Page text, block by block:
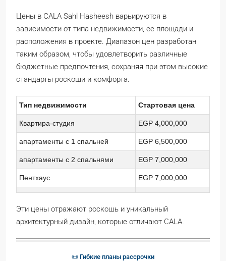
Цены в CALA Sahl Hasheesh варьируются в
зависимости от типа недвижимости, ее площади и
расположения в проекте. Диапазон цен разработан
таким образом, чтобы удовлетворить различные
бюджетные предпочтения, сохраняя при этом высокие
стандарты роскоши и комфорта.
Тип недвижимости Стартовая цена
Квартира-студия EGP 4,000,000
апартаменты с 1 спальней EGP 6,500,000
апартаменты с 2 спальнями EGP 7,000,000
Пентхаус EGP 7,000,000
Эти цены отражают роскошь и уникальный
архитектурный дизайн, которые отличают CALA.
📜 Гибкие планы рассрочки